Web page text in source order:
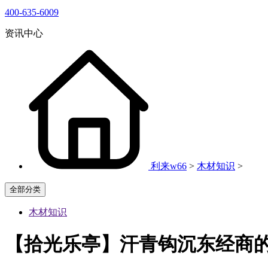
400-635-6009
资讯中心
利来w66 > 木材知识 >
全部分类
木材知识
【拾光乐亭】汗青钩沉东经商